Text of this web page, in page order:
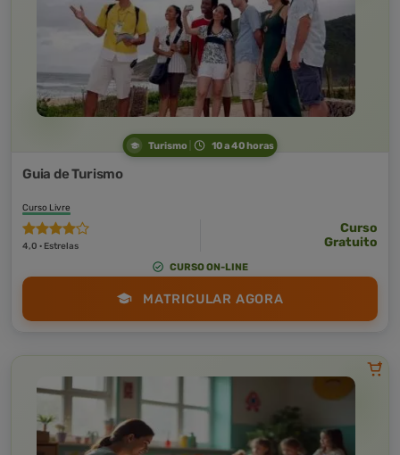
Turismo 10 a 40 horas
Guia de Turismo
Curso Livre
4,0 · Estrelas
Curso
Gratuito
CURSO ON-LINE
MATRICULAR AGORA